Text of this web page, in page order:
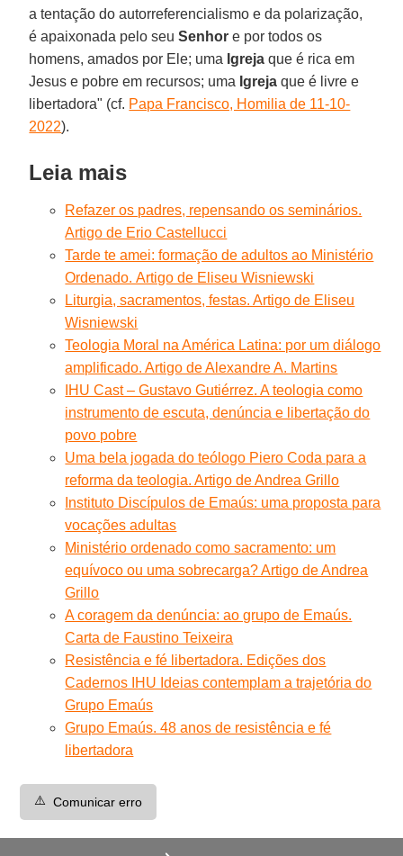
a tentação do autorreferencialismo e da polarização,
é apaixonada pelo seuSenhor e por todos os
homens, amados por Ele; uma Igreja que é rica em
Jesus e pobre em recursos; uma Igreja que é livre e
libertadora" (cf. Papa Francisco, Homilia de 11-10-
2022).
Leia mais
Refazer os padres, repensando os seminários.
Artigo de Erio Castellucci
Tarde te amei: formação de adultos ao Ministério
Ordenado. Artigo de Eliseu Wisniewski
Liturgia, sacramentos, festas. Artigo de Eliseu
Wisniewski
Teologia Moral na América Latina: por um diálogo
amplificado. Artigo de Alexandre A. Martins
IHU Cast – Gustavo Gutiérrez. A teologia como
instrumento de escuta, denúncia e libertação do
povo pobre
Uma bela jogada do teólogo Piero Coda para a
reforma da teologia. Artigo de Andrea Grillo
Instituto Discípulos de Emaús: uma proposta para
vocações adultas
Ministério ordenado como sacramento: um
equívoco ou uma sobrecarga? Artigo de Andrea
Grillo
A coragem da denúncia: ao grupo de Emaús.
Carta de Faustino Teixeira
Resistência e fé libertadora. Edições dos
Cadernos IHU Ideias contemplam a trajetória do
Grupo Emaús
Grupo Emaús. 48 anos de resistência e fé
libertadora
⚠️ Comunicar erro